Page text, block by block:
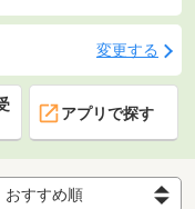
変更する
アプリで探す